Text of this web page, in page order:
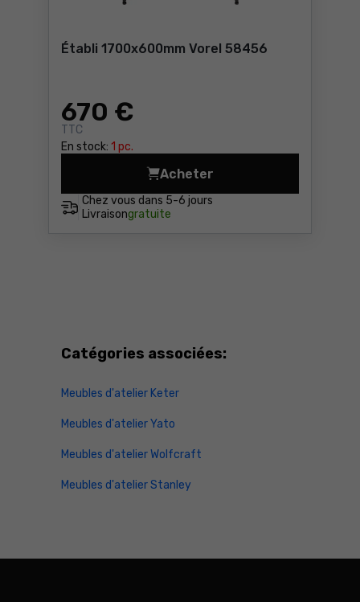
Établi 1700x600mm Vorel 58456
670 €
TTC
En stock: 1 pc.
Chez vous dans 5-6 jours
Livraisongratuite
Acheter
Établi 1700x600mm Vorel
Catégories associées:
Meubles d'atelier Keter
Meubles d'atelier Yato
Meubles d'atelier Wolfcraft
Meubles d'atelier Stanley